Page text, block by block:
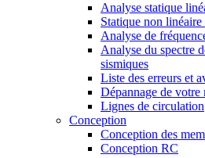
Analyse statique
Statique non
Analyse de
Analyse du spectre
sismiques
Liste des erreurs et
Dépannage de votre
Lignes de circulation
Conception
Conception des
Conception RC